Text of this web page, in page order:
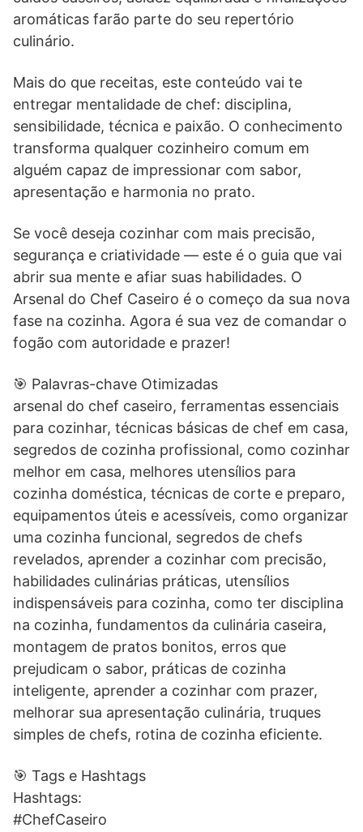
aromáticas farão parte do seu repertório
culinário.
Mais do que receitas, este conteúdo vai te
entregar mentalidade de chef: disciplina,
sensibilidade, técnica e paixão. O conhecimento
transforma qualquer cozinheiro comum em
alguém capaz de impressionar com sabor,
apresentação e harmonia no prato.
Se você deseja cozinhar com mais precisão,
segurança e criatividade — este é o guia que vai
abrir sua mente e afiar suas habilidades. O
Arsenal do Chef Caseiro é o começo da sua nova
fase na cozinha. Agora é sua vez de comandar o
fogão com autoridade e prazer!
🎯 Palavras-chave Otimizadas
arsenal do chef caseiro, ferramentas essenciais
para cozinhar, técnicas básicas de chef em casa,
segredos de cozinha profissional, como cozinhar
melhor em casa, melhores utensílios para
cozinha doméstica, técnicas de corte e preparo,
equipamentos úteis e acessíveis, como organizar
uma cozinha funcional, segredos de chefs
revelados, aprender a cozinhar com precisão,
habilidades culinárias práticas, utensílios
indispensáveis para cozinha, como ter disciplina
na cozinha, fundamentos da culinária caseira,
montagem de pratos bonitos, erros que
prejudicam o sabor, práticas de cozinha
inteligente, aprender a cozinhar com prazer,
melhorar sua apresentação culinária, truques
simples de chefs, rotina de cozinha eficiente.
🎯 Tags e Hashtags
Hashtags:
#ChefCaseiro